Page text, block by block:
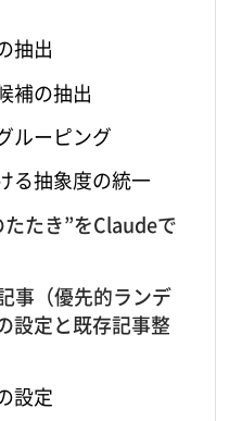
抽出
補の抽出
ルーピング
る抽象度の統一
たき”をClaudeで
事（優先的ランデ
設定と既存記事整
設定